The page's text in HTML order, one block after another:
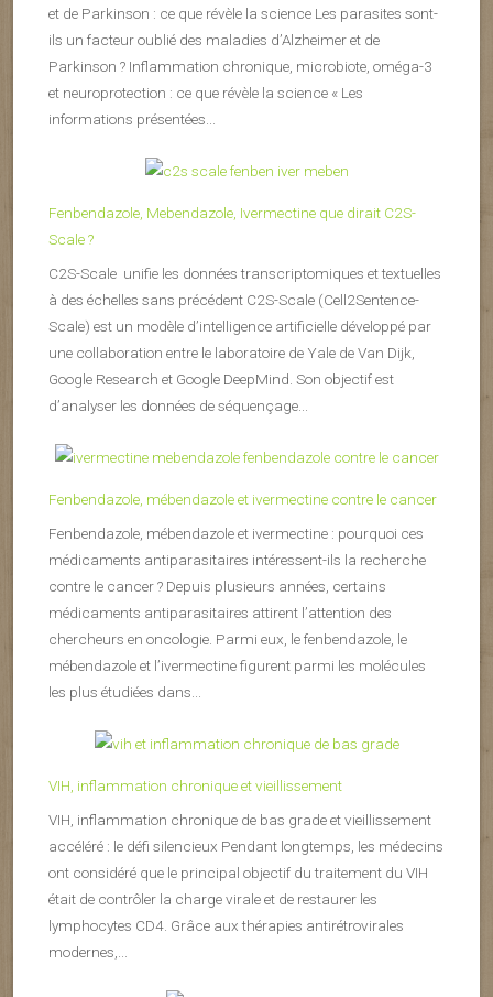
et de Parkinson : ce que révèle la science Les parasites sont-
ils un facteur oublié des maladies d’Alzheimer et de
Parkinson ? Inflammation chronique, microbiote, oméga-3
et neuroprotection : ce que révèle la science « Les
informations présentées...
Fenbendazole, Mebendazole, Ivermectine que dirait C2S-
Scale ?
C2S-Scale unifie les données transcriptomiques et textuelles
à des échelles sans précédent C2S-Scale (Cell2Sentence-
Scale) est un modèle d’intelligence artificielle développé par
une collaboration entre le laboratoire de Yale de Van Dijk,
Google Research et Google DeepMind. Son objectif est
d’analyser les données de séquençage...
Fenbendazole, mébendazole et ivermectine contre le cancer
Fenbendazole, mébendazole et ivermectine : pourquoi ces
médicaments antiparasitaires intéressent-ils la recherche
contre le cancer ? Depuis plusieurs années, certains
médicaments antiparasitaires attirent l’attention des
chercheurs en oncologie. Parmi eux, le fenbendazole, le
mébendazole et l’ivermectine figurent parmi les molécules
les plus étudiées dans...
VIH, inflammation chronique et vieillissement
VIH, inflammation chronique de bas grade et vieillissement
accéléré : le défi silencieux Pendant longtemps, les médecins
ont considéré que le principal objectif du traitement du VIH
était de contrôler la charge virale et de restaurer les
lymphocytes CD4. Grâce aux thérapies antirétrovirales
modernes,...